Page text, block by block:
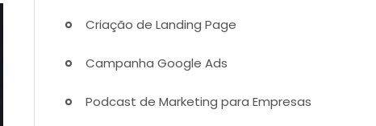
Criação de Landing Page
Campanha Google Ads
Podcast de Marketing para Empresas